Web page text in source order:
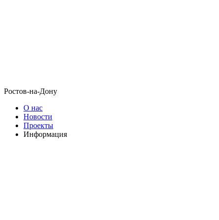
Ростов-на-Дону
О нас
Новости
Проекты
Информация